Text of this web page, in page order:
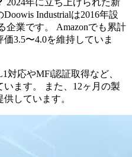
2024年に立ち上げられた新
Industrialは2016年設
企業です。 Amazonでも累計
3.5〜4.0を維持していま
対応やMFi認証取得など、
ます。 また、12ヶ月の製
しています。